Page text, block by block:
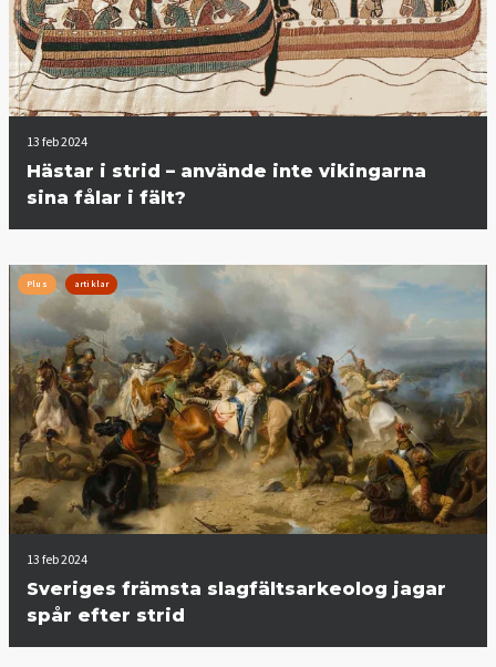
13 feb 2024
Hästar i strid – använde inte vikingarna
sina fålar i fält?
Plus artiklar
13 feb 2024
Sveriges främsta slagfältsarkeolog jagar
spår efter strid